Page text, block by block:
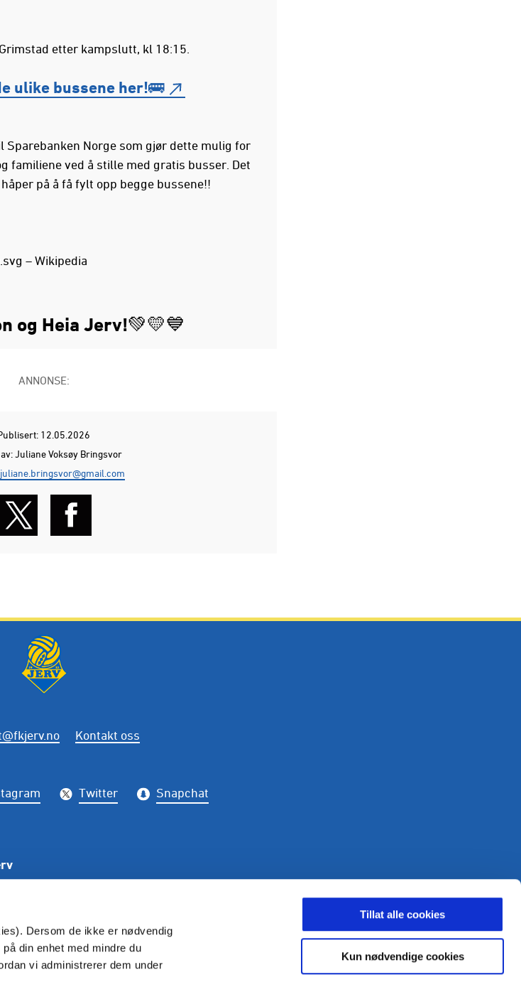
Dersom de ikke er nødvendig
din enhet med mindre du
vi administrerer dem under
Tillat alle cookies
Kun nødvendige cookies
etter kampslutt, kl 18:15.
ulike bussene her!🚌
Sparebanken Norge som gjør dette mulig for
familiene ved å stille med gratis busser. Det
på å få fylt opp begge bussene!!
og Heia Jerv!💚💛💙
ANNONSE:
12.05.2026
Juliane Voksøy Bringsvor
juliane.bringsvor@gmail.com
Kontakt oss
Twitter Snapchat